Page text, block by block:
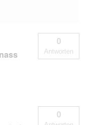
0
Antworten
0